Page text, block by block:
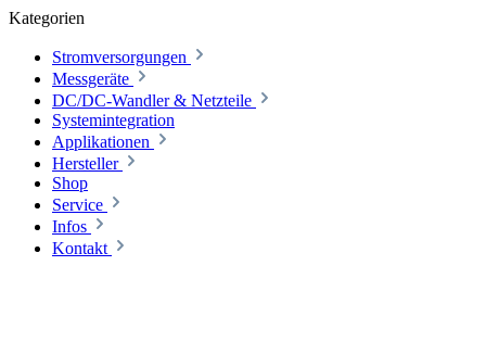
Kategorien
Stromversorgungen
Messgeräte
DC/DC-Wandler & Netzteile
Systemintegration
Applikationen
Hersteller
Shop
Service
Infos
Kontakt